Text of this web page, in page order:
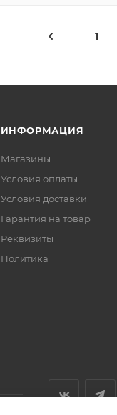
1
ИНФОРМАЦИЯ
Магазины
Условия оплаты
Условия доставки
Гарантия на товар
Реквизиты
Политика